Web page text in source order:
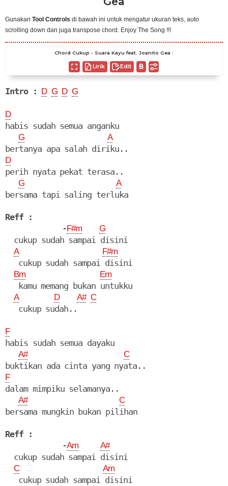
Gunakan Tool Controls di bawah ini untuk mengatur ukuran teks, auto
scrolling down dan juga transpose chord. Enjoy The Song !!!
Chord Cukup - Suara Kayu feat. Joanito Gea :
Lirik Edit
Intro : D G D G
D
habis sudah semua anganku
G A
D
perih nyata pekat terasa..
G A
bersama tapi saling terluka
Reff :
             -
F#m G
  cukup sudah sampai disini
A F#m
   cukup sudah sampai disini
Bm Em
   kamu memang bukan untukku
A D A# C
   cukup sudah..
F
habis sudah semua dayaku
A# C
F
dalam mimpiku selamanya..
A# C
bersama mungkin bukan pilihan
Reff :
             -
Am A#
  cukup sudah sampai disini
C Am
   cukup sudah sampai disini